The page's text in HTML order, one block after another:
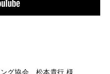
グ協会 松本貴行 様